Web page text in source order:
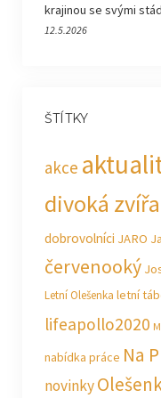
krajinou se svými
12.5.2026
ŠTÍTKY
akce
divoká
dobrovolníci JARO
červenooký
Letní Olešenka letní
lifeapollo2020
nabídka práce Na
novinky